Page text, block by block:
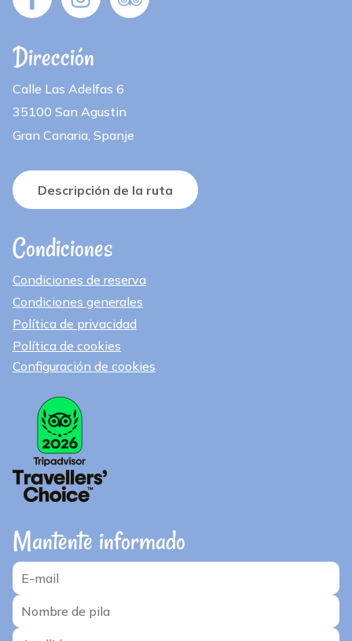
Dirección
Calle Las Adelfas 6
35100 San Agustin
Gran Canaria, Spanje
Descripción de la ruta
Condiciones
Condiciones de reserva
Condiciones generales
Política de privacidad
Política de cookies
Configuración de cookies
Mantente informado